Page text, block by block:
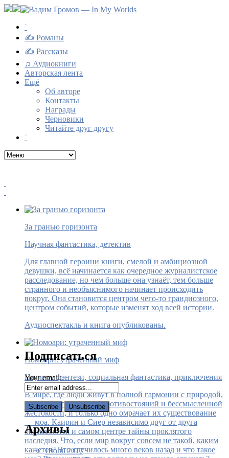
˙
✍ Романы
✍ Рассказы
♫ Аудиокниги
Авторская лента
Ещё
Об авторе
Контакты
Награды
Черновики
Читайте друг другу
˙
За гранью горизонта
Научная фантастика, детектив
Для главной героини книги, смелой и амбициозной
девушки, всё начинается как очередное журналистское
расследование, но чем больше она узнаёт, тем больше
странного и необъяснимого начинает происходить
вокруг. Она становится центром чего-то грандиозного,
центром событий, которые изменят ход всей истории.
Аудиоспектакль и книга опубликованы.
Номоари: утраченный миф
Научное фэнтези, социальная фантастика, приключения
В мире, где люди живут в полной гармонии с природой,
больше нет войн, нет противостояний и бессмысленной
жестокости, и только одно омрачает их существование
— моа. Каирин и Сиер независимо друг от друга
оказываются и самом центре тайны проклятого
наследия. Что, если мир вокруг совсем не такой, каким
кажется? Что случилось много веков назад и что такое
Подписаться
Your email:
Архивы
Июль 2017